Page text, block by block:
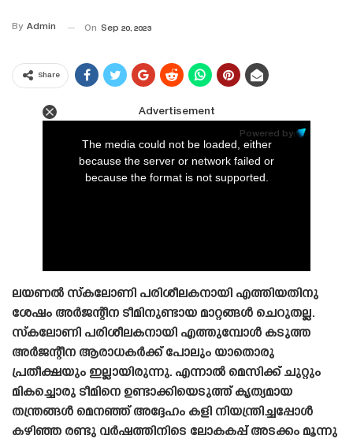
By Admin On Sep 20, 2023
Share
Advertisement
Powered by:
The media could not be loaded, either
because the server or network failed or
because the format is not supported.
ലയണൽ സ്‌കലോണി പരിശീലകനായി എത്തിയതിനു
ശേഷം അർജന്റീന ടീമിനുണ്ടായ മാറ്റങ്ങൾ ചെറുതല്ല.
സ്‌കലോണി പരിശീലകനായി എത്തുമ്പോൾ കടുത്ത
അർജന്റീന ആരാധകർക്ക് പോലും യാതൊരു
പ്രതീക്ഷയും ഇല്ലായിരുന്നു. എന്നാൽ മെസിക്ക് ചുറ്റും
മികച്ചൊരു ടീമിനെ ഉണ്ടാക്കിയെടുത്ത് കൃത്യമായ
തന്ത്രങ്ങൾ മെനഞ്ഞ് അദ്ദേഹം കളി നിയന്ത്രിച്ചപ്പോൾ
കഴിഞ്ഞ രണ്ടു വർഷത്തിനിടെ ലോകകപ്പ് അടക്കം മൂന്നു